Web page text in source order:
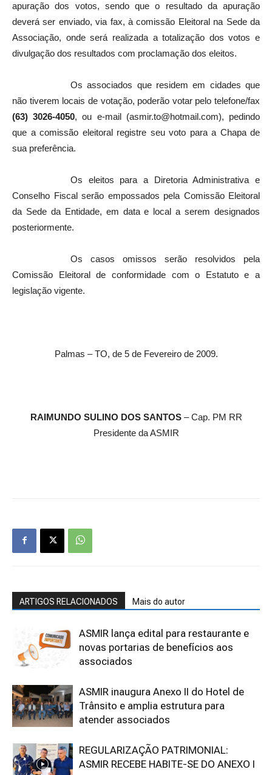
apuração dos votos, sendo que o resultado da apuração
deverá ser enviado, via fax, à comissão Eleitoral na Sede da
Associação, onde será realizada a totalização dos votos e
divulgação dos resultados com proclamação dos eleitos.
Os associados que residem em cidades que
não tiverem locais de votação, poderão votar pelo telefone/fax
(63) 3026-4050, ou e-mail (asmir.to@hotmail.com), pedindo
que a comissão eleitoral registre seu voto para a Chapa de
sua preferência.
Os eleitos para a Diretoria Administrativa e
Conselho Fiscal serão empossados pela Comissão Eleitoral
da Sede da Entidade, em data e local a serem designados
posteriormente.
Os casos omissos serão resolvidos pela
Comissão Eleitoral de conformidade com o Estatuto e a
legislação vigente.
Palmas – TO, de 5 de Fevereiro de 2009.
RAIMUNDO SULINO DOS SANTOS– Cap. PM RR
Presidente da ASMIR
ARTIGOS RELACIONADOS Mais do autor
ASMIR lança edital para restaurante e
novas portarias de benefícios aos
associados
ASMIR inaugura Anexo II do Hotel de
Trânsito e amplia estrutura para
atender associados
REGULARIZAÇÃO PATRIMONIAL:
ASMIR RECEBE HABITE-SE DO ANEXO I